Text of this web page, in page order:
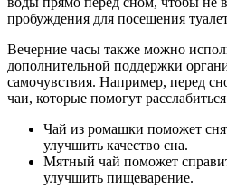
пробуждения для посещения
Вечерние часы также можно
дополнительной поддержки
самочувствия. Например, перед
чаи, которые помогут
Чай из ромашки поможет
улучшить качество сна.
Мятный чай поможет
улучшить пищеварение.